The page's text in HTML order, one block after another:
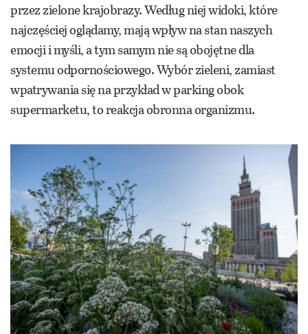
przez zielone krajobrazy. Według niej widoki, które
najczęściej oglądamy, mają wpływ na stan naszych
emocji i myśli, a tym samym nie są obojętne dla
systemu odpornościowego. Wybór zieleni, zamiast
wpatrywania się na przykład w parking obok
supermarketu, to reakcja obronna organizmu.